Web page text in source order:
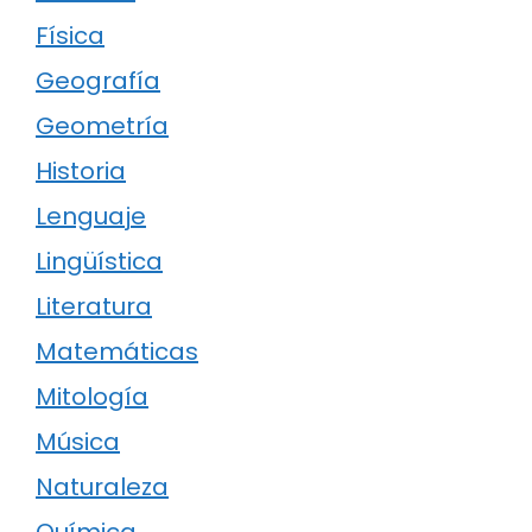
Física
Geografía
Geometría
Historia
Lenguaje
Lingüística
Literatura
Matemáticas
Mitología
Música
Naturaleza